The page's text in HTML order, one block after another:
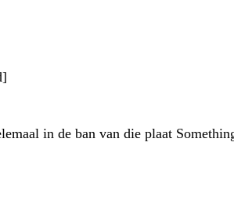
in de ban van die plaat